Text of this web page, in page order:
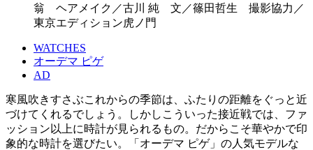
翁 ヘアメイク／古川 純 文／篠田哲生 撮影協力／
東京エディション虎ノ門
WATCHES
オーデマ ピゲ
AD
寒風吹きすさぶこれからの季節は、ふたりの距離をぐっと近
づけてくれるでしょう。しかしこういった接近戦では、ファ
ッション以上に時計が見られるもの。だからこそ華やかで印
象的な時計を選びたい。「オーデマ ピゲ」の人気モデルな